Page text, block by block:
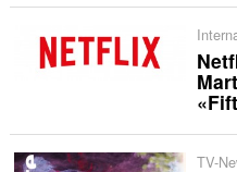
TV-